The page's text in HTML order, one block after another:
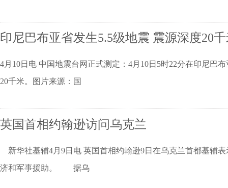
印尼巴布亚省发生5.5级地震 震源深度20
4月10日电 中国地震台网正式测定：4月10日5时22分在印尼巴
20千米。图片来源：国
英国首相约翰逊访问乌克兰
新华社基辅4月9日电 英国首相约翰逊9日在乌克兰首都基辅
济和军事援助。 据乌